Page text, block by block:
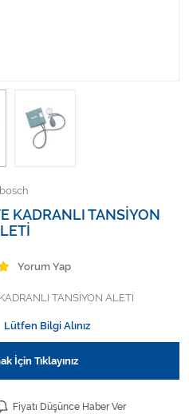
KADRANLI TANSİYON
Yorum Yap
TANSİYON ALETİ
Lütfen Bilgi Alınız
İçin Tıklayınız
Fiyatı Düşünce Haber Ver